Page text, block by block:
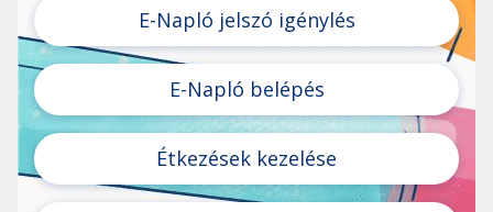
E-Napló jelszó igénylés
E-Napló belépés
Étkezések kezelése